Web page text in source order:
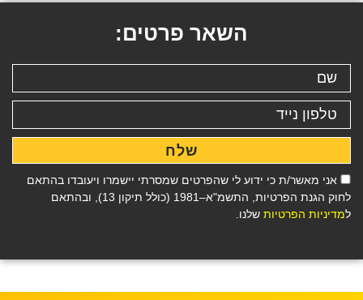
השאר פרטים:
אני מאשר/ת כי ידוע לי שהפרטים שמסרתי יישמרו ויעובדו בהתאם
לחוק הגנת הפרטיות, התשמ"א–1981 (כולל תיקון 13), ובהתאם
למדיניות הפרטיות שלנו.
שלח